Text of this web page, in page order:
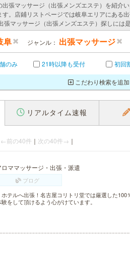
張マッサージ（出張メンズエステ）を紹介
。店鋪リストページでは岐阜エリアにある
張マッサージ（出張メンズエステ）探しには
阜 ジャンル： 出張マッサージ
のみ 21時以降も受付 初回
こだわり検索を追加
リアルタイム速報
←前の40件 ｜ 次の40件→ ｜
ロママッサージ・出張・派遣
ブログ
テルへ出張！名古屋コリトリ堂では厳選した
をして頂けるよう心がけています。